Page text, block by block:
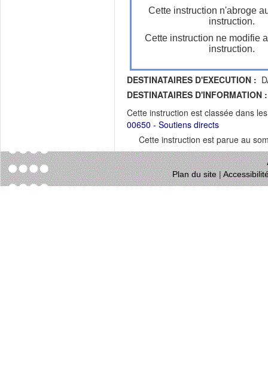
Cette instruction n'abroge
instruction.
Cette instruction ne modifie
instruction.
DESTINATAIRES D'EXECUTION :
DESTINATAIRES D'INFORMATION :
Cette instruction est classée dans
00650 - Soutiens directs
Cette instruction est parue au
Plan du site|